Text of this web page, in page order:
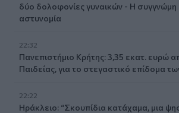
δύο δολοφονίες γυναικών - Η συγγνώμη
αστυνομία
22:32
Πανεπιστήμιο Κρήτης: 3,35 εκατ. ευρώ
Παιδείας, για το στεγαστικό επίδομα
22:22
Ηράκλειο: “Σκουπίδια κατάχαμα, μια